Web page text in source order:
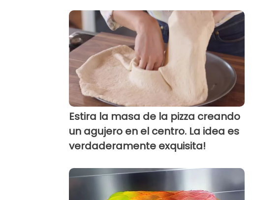
Estira la masa de la pizza creando
un agujero en el centro. La idea es
verdaderamente exquisita!